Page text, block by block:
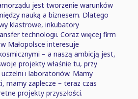
jest tworzenie warunków
nauką a biznesem. Dlatego
klastrowe, inkubatory
technologii. Coraz więcej firm
Małopolsce interesuje
⁠–⁠ a naszą ambicją jest,
projekty właśnie tu, przy
i laboratoriów. Mamy
mamy zaplecze ⁠–⁠ teraz czas
projekty przyszłości.